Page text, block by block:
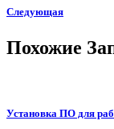
Следующая
Похожие
Установка ПО для